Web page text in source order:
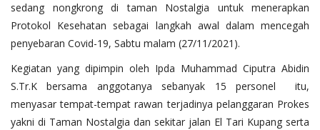
sedang nongkrong di taman Nostalgia untuk menerapkan
Protokol Kesehatan sebagai langkah awal dalam mencegah
penyebaran Covid-19, Sabtu malam (27/11/2021).
Kegiatan yang dipimpin oleh Ipda Muhammad Ciputra Abidin
S.Tr.K bersama anggotanya sebanyak 15 personel itu,
menyasar tempat-tempat rawan terjadinya pelanggaran Prokes
yakni di Taman Nostalgia dan sekitar jalan El Tari Kupang serta